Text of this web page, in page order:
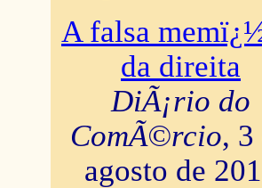
A falsa
da direita
DiÃ¡rio do
ComÃ©rcio, 3
agosto de